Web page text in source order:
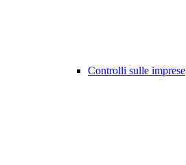
Controlli sulle imprese